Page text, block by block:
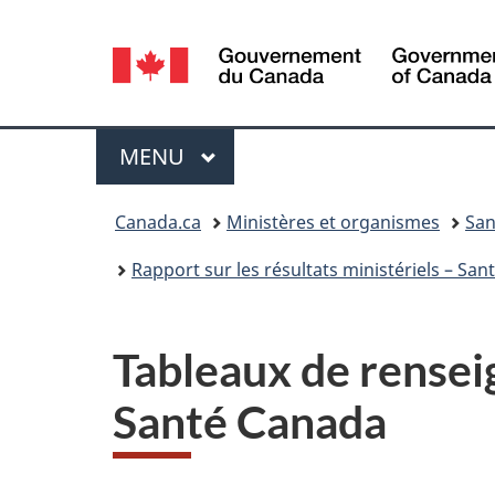
Sélection
de
la
langue
Menu
MENU PRINCIPAL
Canada.ca Ministères et organismes
Rapport sur les résultats ministériels –
Tableaux de
Santé Canada